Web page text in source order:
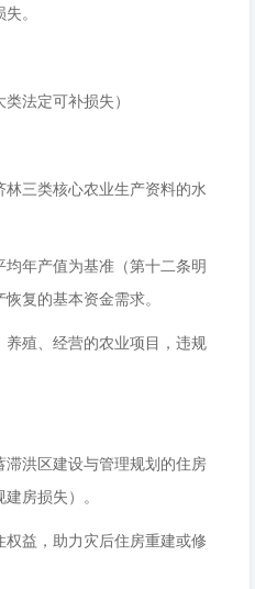
。
法定可补损失）
三类核心农业生产资料的水
年产值为基准（第十二条明
复的基本资金需求。
殖、经营的农业项目，违规
洪区建设与管理规划的住房
房损失）。
益，助力灾后住房重建或修